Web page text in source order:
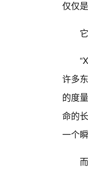
仅仅
许多
的度
命的
一个